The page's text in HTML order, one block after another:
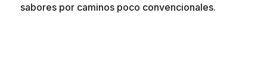
sabores por caminos poco convencionales.